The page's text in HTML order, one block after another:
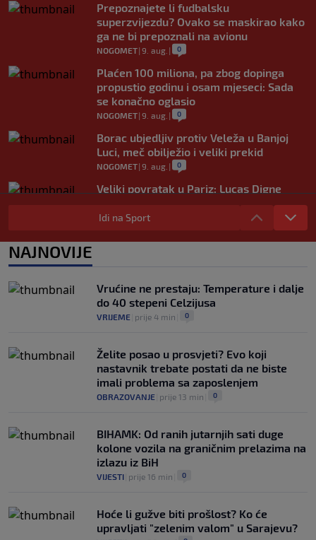
Prepoznajete li fudbalsku
superzvijezdu? Ovako se maskirao kako
ga ne bi prepoznali na avionu
NOGOMET| 9. aug. | 0
Plaćen 100 miliona, pa zbog dopinga
propustio godinu i osam mjeseci: Sada
se konačno oglasio
NOGOMET| 9. aug. | 0
Borac ubjedljiv protiv Veleža u Banjoj
Luci, meč obilježio i veliki prekid
NOGOMET| 9. aug. | 0
Veliki povratak u Pariz: Lucas Digne
ponovo u PSG-u nakon deset godina
NOGOMET|9. aug.
Hajduku na Poljudu sudi Nijemac poznat
NOGOMET
Idi na Sport
NAJNOVIJE
Vrućine ne prestaju: Temperature i dalje
do 40 stepeni Celzijusa
VRIJEME prije 4 min 0
Želite posao u prosvjeti? Evo koji
nastavnik trebate postati da ne biste
imali problema sa zaposlenjem
OBRAZOVANJE prije 13 min 0
BIHAMK: Od ranih jutarnjih sati duge
kolone vozila na graničnim prelazima na
izlazu iz BiH
VIJESTI prije 16 min 0
Hoće li gužve biti prošlost? Ko će
upravljati "zelenim valom" u Sarajevu?